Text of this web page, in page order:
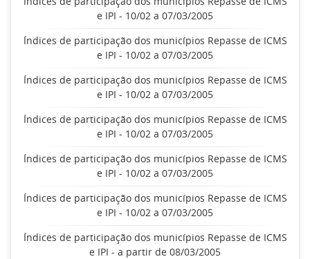
e IPI - 10/02 a 07/03/2005
Índices de participação dos municípios Repasse de ICMS
e IPI - 10/02 a 07/03/2005
Índices de participação dos municípios Repasse de ICMS
e IPI - 10/02 a 07/03/2005
Índices de participação dos municípios Repasse de ICMS
e IPI - 10/02 a 07/03/2005
Índices de participação dos municípios Repasse de ICMS
e IPI - 10/02 a 07/03/2005
Índices de participação dos municípios Repasse de ICMS
e IPI - 10/02 a 07/03/2005
Índices de participação dos municípios Repasse de ICMS
e IPI - a partir de 08/03/2005